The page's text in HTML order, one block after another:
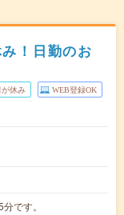
！日勤のお
が休み WEB登録OK
です。